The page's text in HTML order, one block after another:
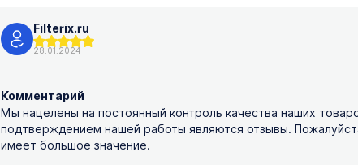
Filterix.ru
28.01.2024
Комментарий
Мы нацелены на постоянный контроль качества наших
подтверждением нашей работы являются отзывы.
имеет большое значение.